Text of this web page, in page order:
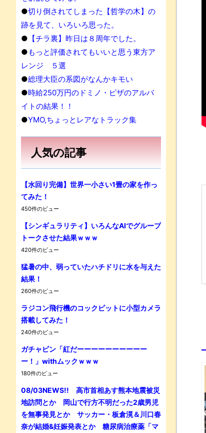
●切り倒されてしまった【哲学の木】の
跡を見て、いろいろ思った。
● 【チラ裏】昨日は８周年でした。
●もっと評価されてもいいと思う東方ア
レンジ ５選
●総理大臣の系図がなんかキモい
●時給250万円のドミノ・ピザのアルバ
イトの結果！！
●YMO,ちょっとレアなトラック集
人気の記事
【水回り完備】世界一小さい1畳の家を作っ
てみた！
450件のビュー
【シンギュラリティ】いろんなAIでグループ
トークさせた結果ｗｗｗ
420件のビュー
猛暑の中、弱っていたハチドリに水を与えた
結果！
260件のビュー
ラジコン飛行機のコックピットに小型カメラ
搭載してみた！
240件のビュー
ガチャピン「紅だーーーーーーーーーー
ー！」withムックｗｗｗ
180件のビュー
08/03NEWS!! 高市首相あす熊本地震被災
地訪問とか 岡山で行方不明だった2歳男児
を無事発見とか サッカー・板倉滉＆川口春
奈が結婚&妊娠発表とか 糖尿病治療薬「マ